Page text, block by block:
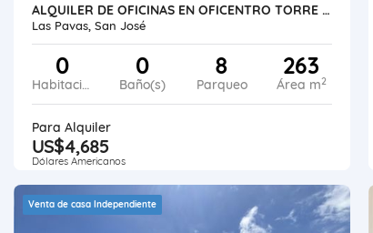
ALQUILER DE OFICINAS EN OFICENTRO TORRE CORDILLERA EN PAVAS, SAN JOSÉ
Las Pavas, San José
0
Habitaciones
0
Baño(s)
8
Parqueo
263
Área m2
Para Alquiler
US$4,685
Dólares Americanos
Venta de casa Independiente